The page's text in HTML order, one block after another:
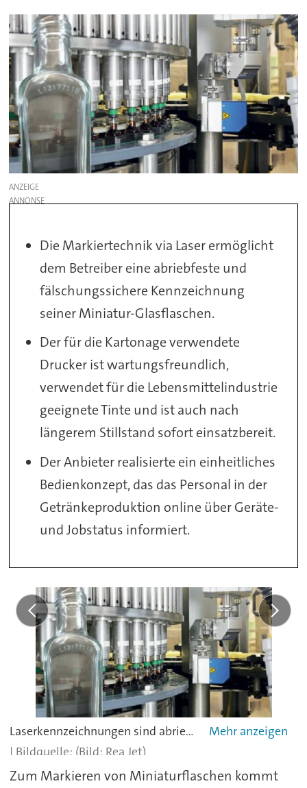
ANZEIGE
Die Markiertechnik via Laser ermöglicht
dem Betreiber eine abriebfeste und
fälschungssichere Kennzeichnung
seiner Miniatur-Glasflaschen.
Der für die Kartonage verwendete
Drucker ist wartungsfreundlich,
verwendet für die Lebensmittelindustrie
geeignete Tinte und ist auch nach
längerem Stillstand sofort einsatzbereit.
Der Anbieter realisierte ein einheitliches
Bedienkonzept, das das Personal in der
Getränkeproduktion online über Geräte-
und Jobstatus informiert.
Laserkennzeichnungen sind abriebfest und fälschungssicher
(Bild: Rea Jet)
Zum Markieren von Miniaturflaschen kommt